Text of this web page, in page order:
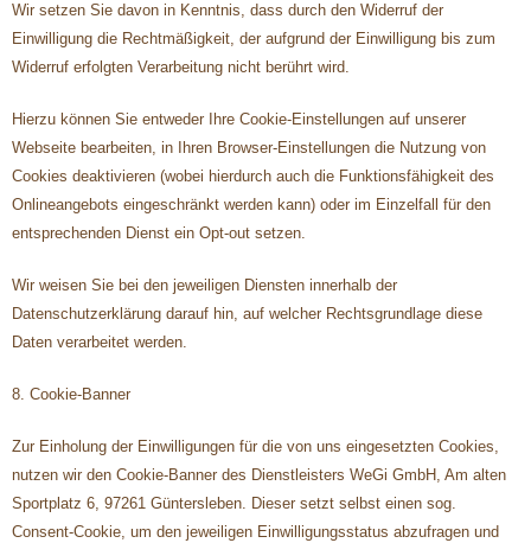
Wir setzen Sie davon in Kenntnis, dass durch den Widerruf der
Einwilligung die Rechtmäßigkeit, der aufgrund der Einwilligung bis zum
Widerruf erfolgten Verarbeitung nicht berührt wird.
Hierzu können Sie entweder Ihre Cookie-Einstellungen auf unserer
Webseite bearbeiten, in Ihren Browser-Einstellungen die Nutzung von
Cookies deaktivieren (wobei hierdurch auch die Funktionsfähigkeit des
Onlineangebots eingeschränkt werden kann) oder im Einzelfall für den
entsprechenden Dienst ein Opt-out setzen.
Wir weisen Sie bei den jeweiligen Diensten innerhalb der
Datenschutzerklärung darauf hin, auf welcher Rechtsgrundlage diese
Daten verarbeitet werden.
8. Cookie-Banner
Zur Einholung der Einwilligungen für die von uns eingesetzten Cookies,
nutzen wir den Cookie-Banner des Dienstleisters WeGi GmbH, Am alten
Sportplatz 6, 97261 Güntersleben. Dieser setzt selbst einen sog.
Consent-Cookie, um den jeweiligen Einwilligungsstatus abzufragen und